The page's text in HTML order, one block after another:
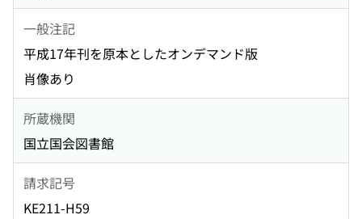
一般注記
平成17年刊を原本としたオンデマンド版
肖像あり
所蔵機関
国立国会図書館
請求記号
KE211-H59